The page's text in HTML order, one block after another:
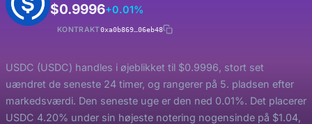
$0.9996+0.01%
KONTRAKT0xa0b869…06eb48
USDC (USDC) handles i øjeblikket til $0.9996, stort set
uændret de seneste 24 timer, og rangerer på 5. pladsen efter
markedsværdi. Den seneste uge er den ned 0.01%. Det placerer
USDC 4.20% under sin højeste notering nogensinde på $1.04,